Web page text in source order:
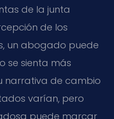
de la junta
de los
un abogado puede
se sienta más
narrativa de cambio
varían, pero
puede marcar